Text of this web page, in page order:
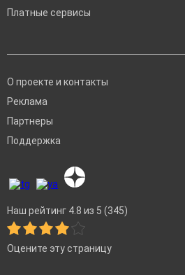
Платные сервисы
О проекте и контакты
Реклама
Партнеры
Поддержка
Наш рейтинг 4.8 из 5 (345)
Оцените эту страницу